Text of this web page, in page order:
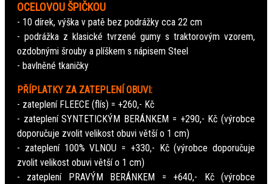
OCELOVOU ŠPIČKOU
- 10 dírek, výška v patě bez podrážky cca 22 cm
- podrážka z klasické tvrzené gumy s traktorovým vzorem,
ozdobnými šrouby a plíškem s nápisem Steel
- bavlněné tkaničky
PŘÍPLATKY ZA ZATEPLENÍ OBUVI:
- zateplení FLEECE (flís) = +260,- Kč
- zateplení SYNTETICKÝM BERÁNKEM = +290,- Kč (výrobce
doporučuje zvolit velikost obuvi větší o 1 cm)
- zateplení 100% VLNOU = +330,- Kč (výrobce doporučuje
zvolit velikost obuvi větší o 1 cm)
- zateplení PRAVÝM BERÁNKEM = +640,- Kč (výrobce